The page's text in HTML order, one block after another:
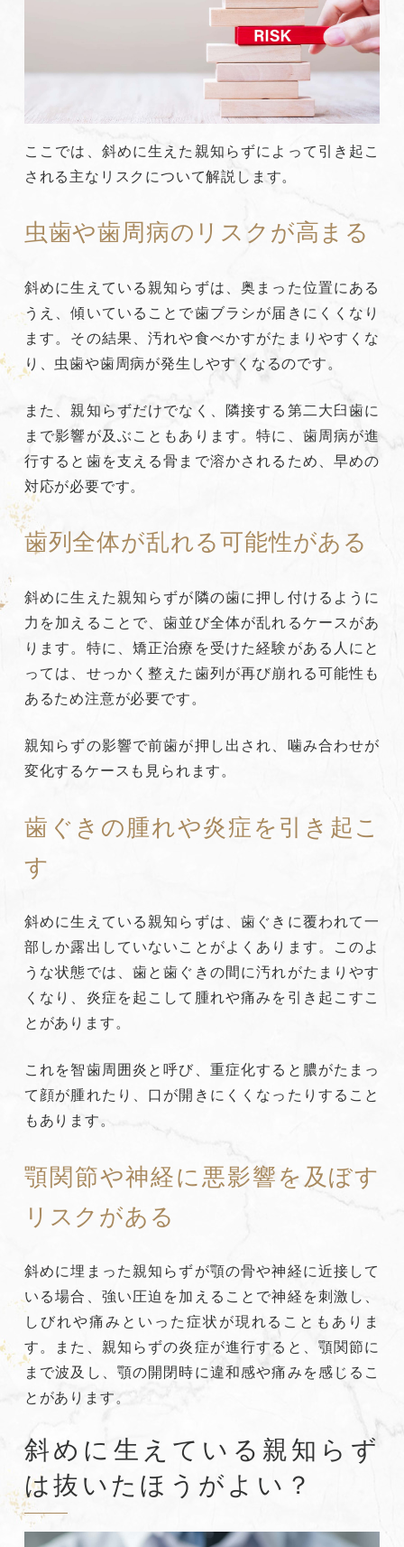
ここでは、斜めに生えた親知らずによって引き起こ
される主なリスクについて解説します。
虫歯や歯周病のリスクが高まる
斜めに生えている親知らずは、奥まった位置にある
うえ、傾いていることで歯ブラシが届きにくくなり
ます。その結果、汚れや食べかすがたまりやすくな
り、虫歯や歯周病が発生しやすくなるのです。
また、親知らずだけでなく、隣接する第二大臼歯に
まで影響が及ぶこともあります。特に、歯周病が進
行すると歯を支える骨まで溶かされるため、早めの
対応が必要です。
歯列全体が乱れる可能性がある
斜めに生えた親知らずが隣の歯に押し付けるように
力を加えることで、歯並び全体が乱れるケースがあ
ります。特に、矯正治療を受けた経験がある人にと
っては、せっかく整えた歯列が再び崩れる可能性も
あるため注意が必要です。
親知らずの影響で前歯が押し出され、噛み合わせが
変化するケースも見られます。
歯ぐきの腫れや炎症を引き起こ
す
斜めに生えている親知らずは、歯ぐきに覆われて一
部しか露出していないことがよくあります。このよ
うな状態では、歯と歯ぐきの間に汚れがたまりやす
くなり、炎症を起こして腫れや痛みを引き起こすこ
とがあります。
これを智歯周囲炎と呼び、重症化すると膿がたまっ
て顔が腫れたり、口が開きにくくなったりすること
もあります。
顎関節や神経に悪影響を及ぼす
リスクがある
斜めに埋まった親知らずが顎の骨や神経に近接して
いる場合、強い圧迫を加えることで神経を刺激し、
しびれや痛みといった症状が現れることもありま
す。また、親知らずの炎症が進行すると、顎関節に
まで波及し、顎の開閉時に違和感や痛みを感じるこ
とがあります。
斜めに生えている親知らず
は抜いたほうがよい？